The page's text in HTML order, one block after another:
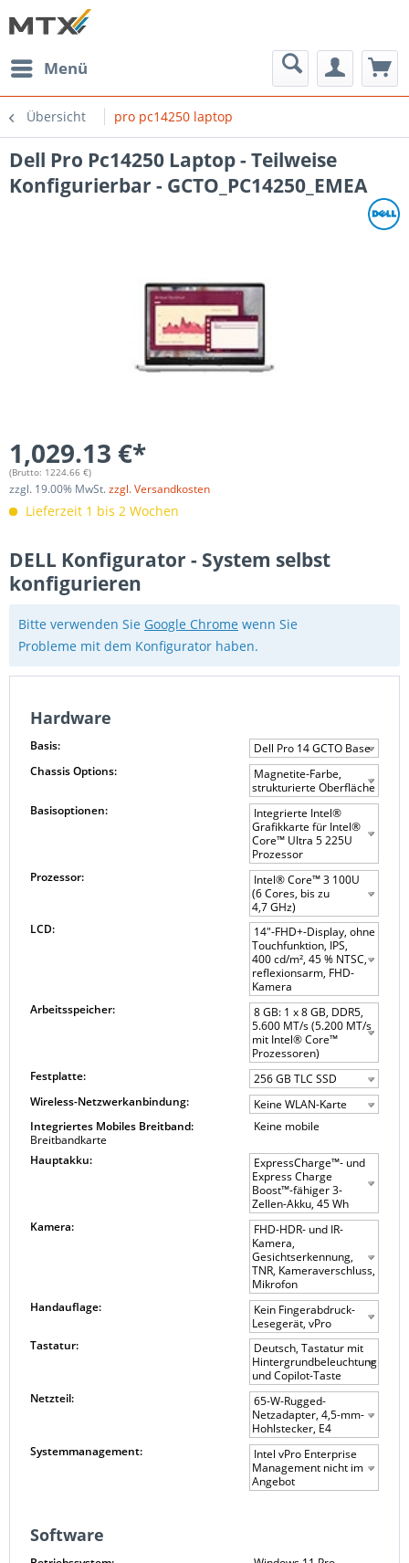
Menü
Übersicht pro pc14250 laptop
Dell Pro Pc14250 Laptop - Teilweise
Konfigurierbar - GCTO_PC14250_EMEA
1,029.13 €*
(Brutto: 1224.66 €)
zzgl. 19.00% MwSt.zzgl. Versandkosten
Lieferzeit 1 bis 2 Wochen
DELL Konfigurator - System selbst
konfigurieren
Bitte verwenden Sie Google Chrome wenn Sie
Probleme mit dem Konfigurator haben.
Hardware
Basis:
Dell Pro 14 GCTO Base
Chassis Options:
Magnetite-Farbe,
strukturierte Oberfläche
Basisoptionen:
Integrierte Intel®
Grafikkarte für Intel®
Core™ Ultra 5 225U
Prozessor
Prozessor:
Intel® Core™ 3 100U
(6 Cores, bis zu
4,7 GHz)
LCD:
14"-FHD+-Display, ohne
Touchfunktion, IPS,
400 cd/m², 45 % NTSC,
reflexionsarm, FHD-
Kamera
Arbeitsspeicher:
8 GB: 1 x 8 GB, DDR5,
5.600 MT/s (5.200 MT/s
mit Intel® Core™
Prozessoren)
Festplatte:
256 GB TLC SSD
Wireless-Netzwerkanbindung:
Keine WLAN-Karte
Integriertes Mobiles Breitband:
Keine mobile
Breitbandkarte
Hauptakku:
ExpressCharge™- und
Express Charge
Boost™-fähiger 3-
Zellen-Akku, 45 Wh
Kamera:
FHD-HDR- und IR-
Kamera,
Gesichtserkennung,
TNR, Kameraverschluss,
Mikrofon
Handauflage:
Kein Fingerabdruck-
Lesegerät, vPro
Tastatur:
Deutsch, Tastatur mit
Hintergrundbeleuchtung
und Copilot-Taste
Netzteil:
65-W-Rugged-
Netzadapter, 4,5-mm-
Hohlstecker, E4
Systemmanagement:
Intel vPro Enterprise
Management nicht im
Angebot
Software